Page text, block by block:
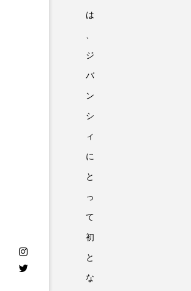
は
ジ
バ
ン
シ
ィ
に
と
っ
て
初
と
な